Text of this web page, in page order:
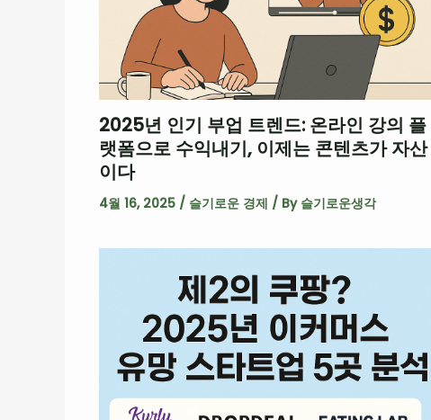
2025년 인기 부업 트렌드: 온라인 강의 플
랫폼으로 수익내기, 이제는 콘텐츠가 자산
이다
4월 16, 2025 / 슬기로운 경제 / By 슬기로운생각